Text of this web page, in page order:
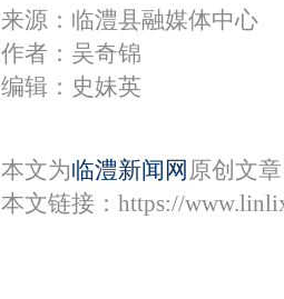
来源：临澧县融媒体中心
作者：吴奇锦
编辑：史妹英
本文为临澧新闻网 原创文
本文链接： https://